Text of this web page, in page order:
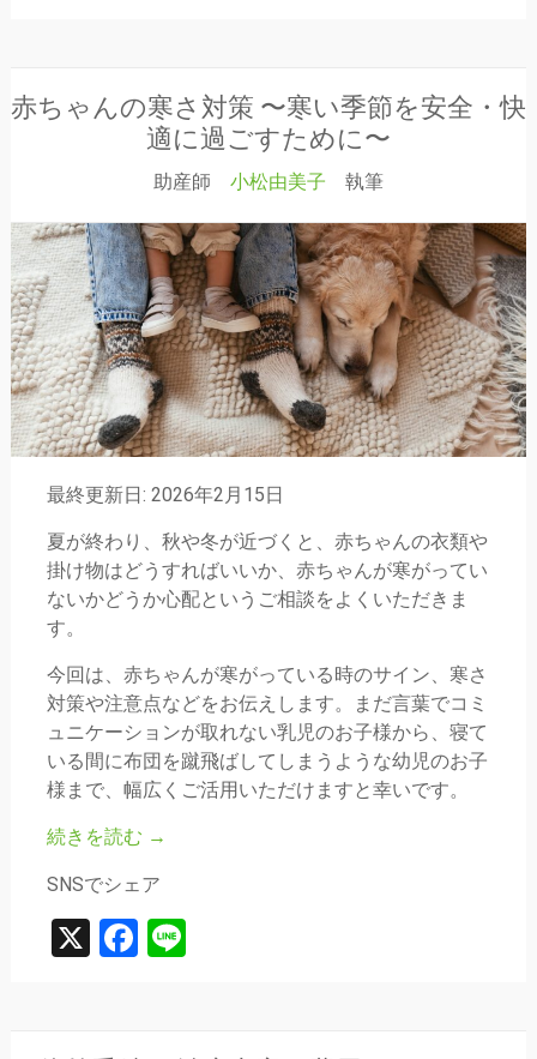
赤ちゃんの寒さ対策 〜寒い季節を安全・快
適に過ごすために〜
助産師 小松由美子 執筆
最終更新日: 2026年2月15日
夏が終わり、秋や冬が近づくと、赤ちゃんの衣類や
掛け物はどうすればいいか、赤ちゃんが寒がってい
ないかどうか心配というご相談をよくいただきま
す。
今回は、赤ちゃんが寒がっている時のサイン、寒さ
対策や注意点などをお伝えします。まだ言葉でコミ
ュニケーションが取れない乳児のお子様から、寝て
いる間に布団を蹴飛ばしてしまうような幼児のお子
様まで、幅広くご活用いただけますと幸いです。
続きを読む →
SNSでシェア
X Facebook
Line